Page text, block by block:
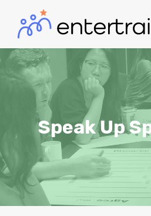
Speak Up